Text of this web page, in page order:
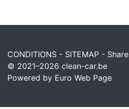
CONDITIONS - SITEMAP - Share
© 2021–2026 clean-car.be
Powered by Euro Web Page